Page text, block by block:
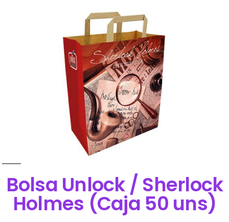
Bolsa Unlock / Sherlock
Holmes (Caja 50 uns)